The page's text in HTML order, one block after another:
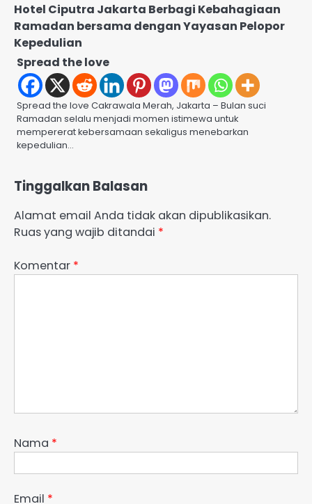
Hotel Ciputra Jakarta Berbagi Kebahagiaan
Ramadan bersama dengan Yayasan Pelopor
Kepedulian
Spread the love
Spread the love Cakrawala Merah, Jakarta – Bulan suci
Ramadan selalu menjadi momen istimewa untuk
mempererat kebersamaan sekaligus menebarkan
kepedulian…
Tinggalkan Balasan
Alamat email Anda tidak akan dipublikasikan.
Ruas yang wajib ditandai *
Komentar *
Nama *
Email *